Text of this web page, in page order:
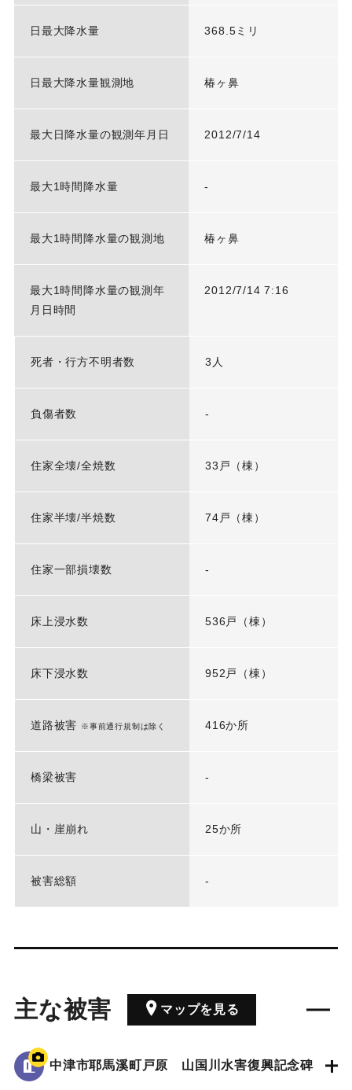
日最大降水量 368.5ミリ
日最大降水量観測地 椿ヶ鼻
最大日降水量の観測年月日 2012/7/14
最大1時間降水量 -
最大1時間降水量の観測地 椿ヶ鼻
最大1時間降水量の観測年
月日時間
2012/7/14 7:16
死者・行方不明者数 3人
負傷者数 -
住家全壊/全焼数 33戸（棟）
住家半壊/半焼数 74戸（棟）
住家一部損壊数 -
床上浸水数 536戸（棟）
床下浸水数 952戸（棟）
道路被害 ※事前通行規制は除く 416か所
橋梁被害 -
山・崖崩れ 25か所
被害総額 -
主な被害 マップを見る
中津市耶馬溪町戸原 山国川水害復興記念碑